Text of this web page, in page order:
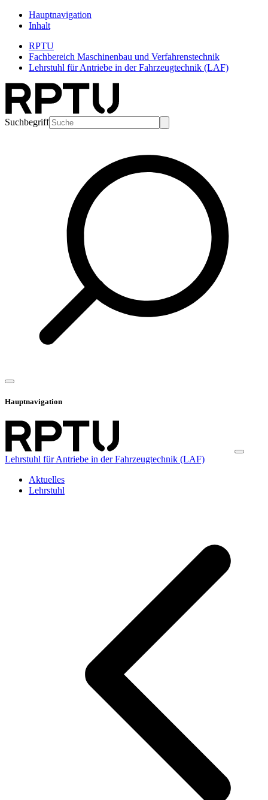
Hauptnavigation
Inhalt
RPTU
Fachbereich Maschinenbau und Verfahrenstechnik
Lehrstuhl für Antriebe in der Fahrzeugtechnik (LAF)
Suchbegriff
Hauptnavigation
Lehrstuhl für Antriebe in der Fahrzeugtechnik (LAF)
Aktuelles
Lehrstuhl